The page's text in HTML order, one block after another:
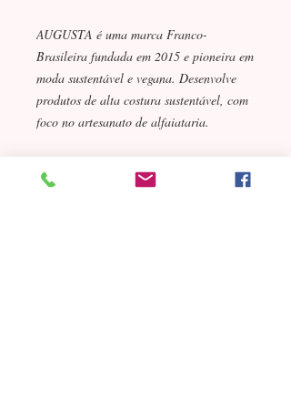
AUGUSTA é uma marca Franco-
Brasileira fundada em 2015 e pioneira em
moda sustentável e vegana. Desenvolve
produtos de alta costura sustentável, com
foco no artesanato de alfaiataria.